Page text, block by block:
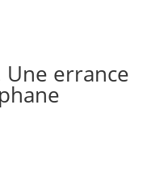
Une errance